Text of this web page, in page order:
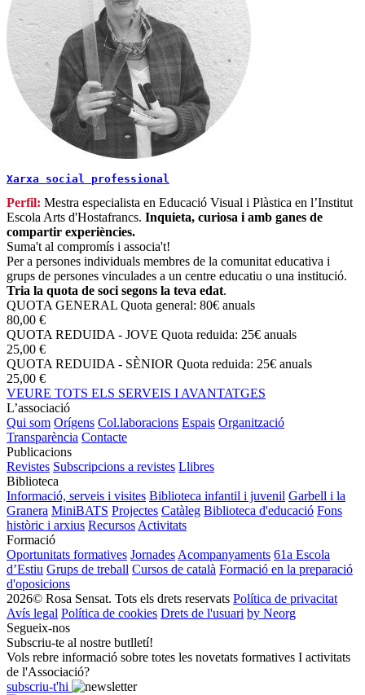
Xarxa social professional
Perfil: Mestra especialista en Educació Visual i Plàstica en l’Institut
Escola Arts d'Hostafrancs. Inquieta, curiosa i amb ganes de
compartir experiències.
Suma't al compromís i associa't!
Per a persones individuals membres de la comunitat educativa i
grups de persones vinculades a un centre educatiu o una institució.
Tria la quota de soci segons la teva edat.
QUOTA GENERAL Quota general: 80€ anuals
80,00 €
QUOTA REDUIDA - JOVE Quota reduida: 25€ anuals
25,00 €
QUOTA REDUIDA - SÈNIOR Quota reduida: 25€ anuals
25,00 €
VEURE TOTS ELS SERVEIS I AVANTATGES
L’associació
Qui som Orígens Col.laboracions Espais Organització
Transparència Contacte
Publicacions
Revistes Subscripcions a revistes Llibres
Biblioteca
Informació, serveis i visites Biblioteca infantil i juvenil Garbell i la
Granera MiniBATS Projectes Catàleg Biblioteca d'educació Fons
històric i arxius RecursosActivitats
Formació
Oportunitats formatives JornadesAcompanyaments 61a Escola
d’Estiu Grups de treball Cursos de català Formació en la preparació
d'oposicions
2026© Rosa Sensat. Tots els drets reservats Política de privacitat
Avís legal Política de cookies Drets de l'usuari by Neorg
Segueix-nos
Subscriu-te al nostre butlletí!
Vols rebre informació sobre totes les novetats formatives I activitats
de l'Associació?
subscriu-t'hi